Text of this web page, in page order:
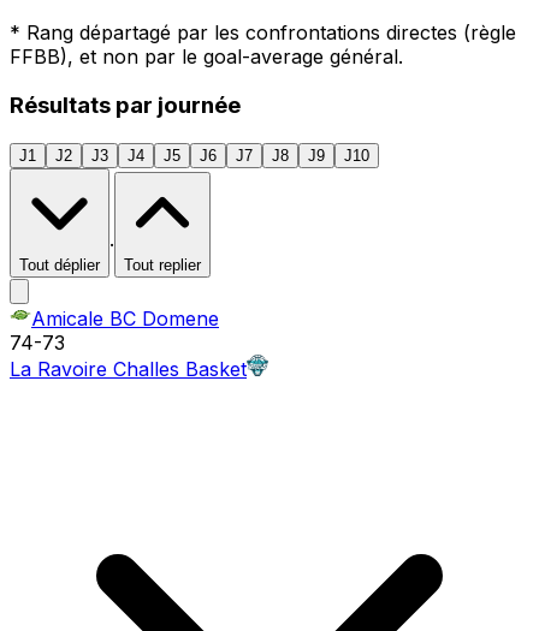
* Rang départagé par les confrontations directes (règle
FFBB), et non par le goal-average général.
Résultats par journée
J1 J2 J3 J4 J5 J6 J7 J8 J9 J10
Tout déplier
·
Tout replier
Amicale BC Domene
74-73
La Ravoire Challes Basket